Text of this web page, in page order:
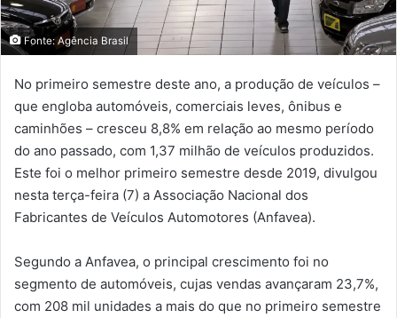
Fonte: Agência Brasil
No primeiro semestre deste ano, a produção de veículos –
que engloba automóveis, comerciais leves, ônibus e
caminhões – cresceu 8,8% em relação ao mesmo período
do ano passado, com 1,37 milhão de veículos produzidos.
Este foi o melhor primeiro semestre desde 2019, divulgou
nesta terça-feira (7) a Associação Nacional dos
Fabricantes de Veículos Automotores (Anfavea).
Segundo a Anfavea, o principal crescimento foi no
segmento de automóveis, cujas vendas avançaram 23,7%,
com 208 mil unidades a mais do que no primeiro semestre